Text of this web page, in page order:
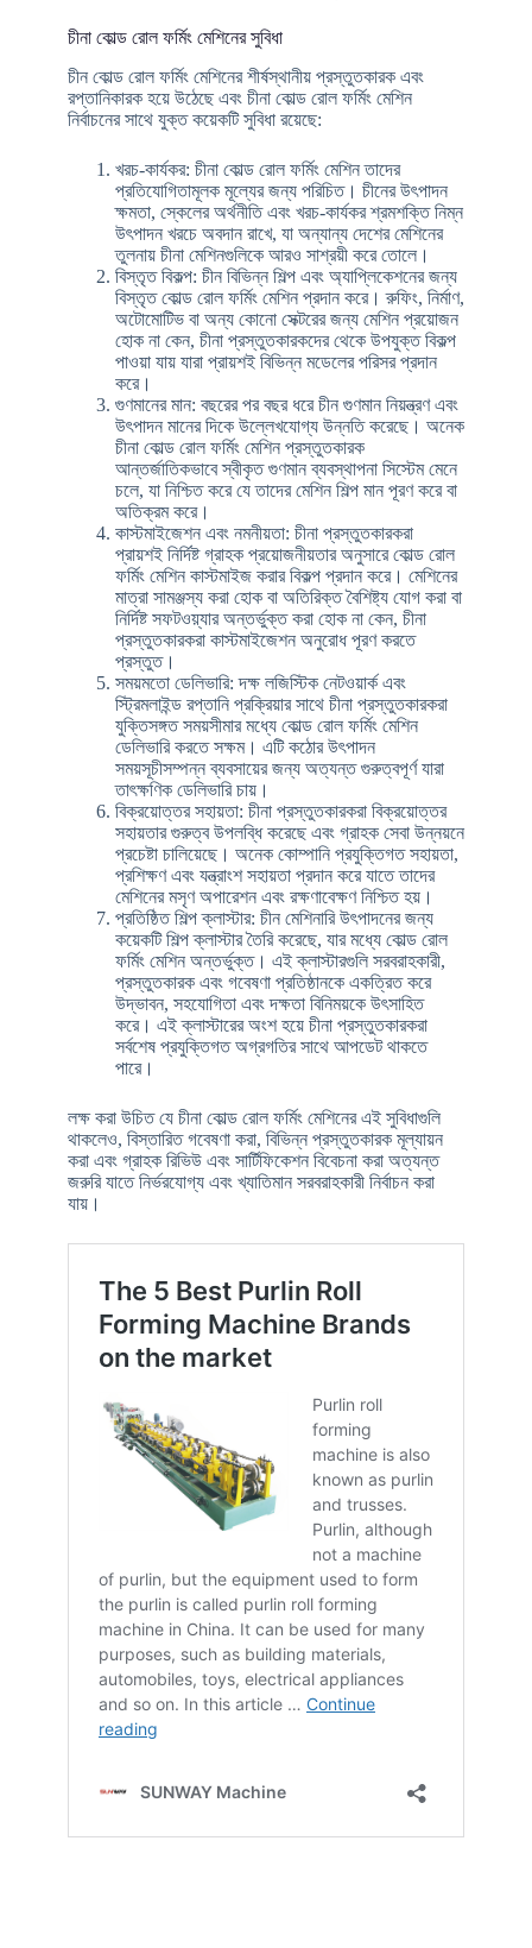
চীনা কোল্ড রোল ফর্মিং মেশিনের সুবিধা
চীন কোল্ড রোল ফর্মিং মেশিনের শীর্ষস্থানীয় প্রস্তুতকারক এবং
রপ্তানিকারক হয়ে উঠেছে এবং চীনা কোল্ড রোল ফর্মিং মেশিন
নির্বাচনের সাথে যুক্ত কয়েকটি সুবিধা রয়েছে:
খরচ-কার্যকর: চীনা কোল্ড রোল ফর্মিং মেশিন তাদের
প্রতিযোগিতামূলক মূল্যের জন্য পরিচিত। চীনের উৎপাদন
ক্ষমতা, স্কেলের অর্থনীতি এবং খরচ-কার্যকর শ্রমশক্তি নিম্ন
উৎপাদন খরচে অবদান রাখে, যা অন্যান্য দেশের মেশিনের
তুলনায় চীনা মেশিনগুলিকে আরও সাশ্রয়ী করে তোলে।
বিস্তৃত বিকল্প: চীন বিভিন্ন শিল্প এবং অ্যাপ্লিকেশনের জন্য
বিস্তৃত কোল্ড রোল ফর্মিং মেশিন প্রদান করে। রুফিং, নির্মাণ,
অটোমোটিভ বা অন্য কোনো সেক্টরের জন্য মেশিন প্রয়োজন
হোক না কেন, চীনা প্রস্তুতকারকদের থেকে উপযুক্ত বিকল্প
পাওয়া যায় যারা প্রায়শই বিভিন্ন মডেলের পরিসর প্রদান
করে।
গুণমানের মান: বছরের পর বছর ধরে চীন গুণমান নিয়ন্ত্রণ এবং
উৎপাদন মানের দিকে উল্লেখযোগ্য উন্নতি করেছে। অনেক
চীনা কোল্ড রোল ফর্মিং মেশিন প্রস্তুতকারক
আন্তর্জাতিকভাবে স্বীকৃত গুণমান ব্যবস্থাপনা সিস্টেম মেনে
চলে, যা নিশ্চিত করে যে তাদের মেশিন শিল্প মান পূরণ করে বা
অতিক্রম করে।
কাস্টমাইজেশন এবং নমনীয়তা: চীনা প্রস্তুতকারকরা
প্রায়শই নির্দিষ্ট গ্রাহক প্রয়োজনীয়তার অনুসারে কোল্ড রোল
ফর্মিং মেশিন কাস্টমাইজ করার বিকল্প প্রদান করে। মেশিনের
মাত্রা সামঞ্জস্য করা হোক বা অতিরিক্ত বৈশিষ্ট্য যোগ করা বা
নির্দিষ্ট সফটওয়্যার অন্তর্ভুক্ত করা হোক না কেন, চীনা
প্রস্তুতকারকরা কাস্টমাইজেশন অনুরোধ পূরণ করতে
প্রস্তুত।
সময়মতো ডেলিভারি: দক্ষ লজিস্টিক নেটওয়ার্ক এবং
স্ট্রিমলাইন্ড রপ্তানি প্রক্রিয়ার সাথে চীনা প্রস্তুতকারকরা
যুক্তিসঙ্গত সময়সীমার মধ্যে কোল্ড রোল ফর্মিং মেশিন
ডেলিভারি করতে সক্ষম। এটি কঠোর উৎপাদন
সময়সূচীসম্পন্ন ব্যবসায়ের জন্য অত্যন্ত গুরুত্বপূর্ণ যারা
তাৎক্ষণিক ডেলিভারি চায়।
বিক্রয়োত্তর সহায়তা: চীনা প্রস্তুতকারকরা বিক্রয়োত্তর
সহায়তার গুরুত্ব উপলব্ধি করেছে এবং গ্রাহক সেবা উন্নয়নে
প্রচেষ্টা চালিয়েছে। অনেক কোম্পানি প্রযুক্তিগত সহায়তা,
প্রশিক্ষণ এবং যন্ত্রাংশ সহায়তা প্রদান করে যাতে তাদের
মেশিনের মসৃণ অপারেশন এবং রক্ষণাবেক্ষণ নিশ্চিত হয়।
প্রতিষ্ঠিত শিল্প ক্লাস্টার: চীন মেশিনারি উৎপাদনের জন্য
কয়েকটি শিল্প ক্লাস্টার তৈরি করেছে, যার মধ্যে কোল্ড রোল
ফর্মিং মেশিন অন্তর্ভুক্ত। এই ক্লাস্টারগুলি সরবরাহকারী,
প্রস্তুতকারক এবং গবেষণা প্রতিষ্ঠানকে একত্রিত করে
উদ্ভাবন, সহযোগিতা এবং দক্ষতা বিনিময়কে উৎসাহিত
করে। এই ক্লাস্টারের অংশ হয়ে চীনা প্রস্তুতকারকরা
সর্বশেষ প্রযুক্তিগত অগ্রগতির সাথে আপডেট থাকতে
পারে।
লক্ষ করা উচিত যে চীনা কোল্ড রোল ফর্মিং মেশিনের এই সুবিধাগুলি
থাকলেও, বিস্তারিত গবেষণা করা, বিভিন্ন প্রস্তুতকারক মূল্যায়ন
করা এবং গ্রাহক রিভিউ এবং সার্টিফিকেশন বিবেচনা করা অত্যন্ত
জরুরি যাতে নির্ভরযোগ্য এবং খ্যাতিমান সরবরাহকারী নির্বাচন করা
যায়।